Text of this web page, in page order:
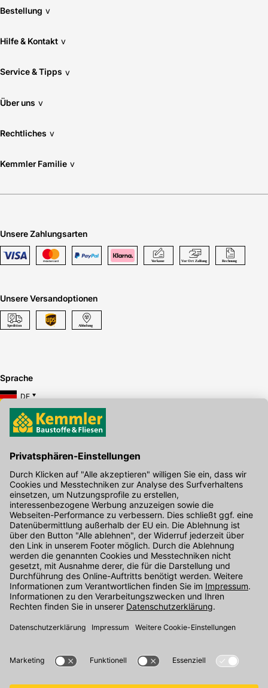
Bestellung v
Hilfe & Kontakt v
Service & Tipps v
Über uns v
Rechtliches v
Kemmler Familie v
Unsere Zahlungsarten
Unsere Versandoptionen
Sprache
DE
Hier gibt's die kostenlose App
Kontakt
Unser Onlineshop Team ist montags bis freitags von 08:00 - 17:00
Uhr unter der Telefonnummer07071 / 151-151für Sie erreichbar.
Alternativ können Sie unser Kontaktformular nutzen.
Den Kontakt direkt in unsere Niederlassungen finden Sie